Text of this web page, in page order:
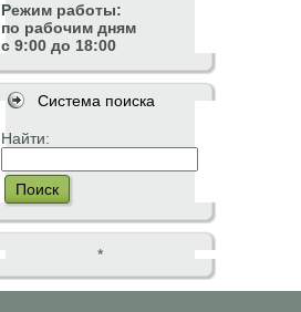
Режим работы:
по рабочим дням
с 9:00 до 18:00
Система поиска
Найти:
Поиск
*